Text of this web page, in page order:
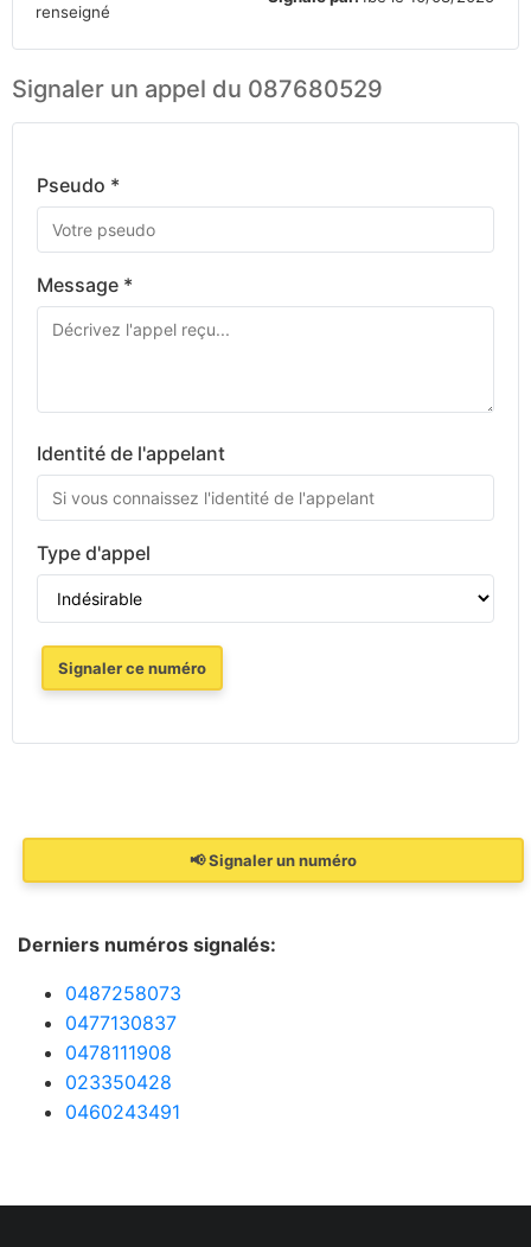
renseigné
Signaler un appel du 087680529
Pseudo *
Message *
Identité de l'appelant
Type d'appel
Signaler ce numéro
📢 Signaler un numéro
Derniers numéros signalés:
0487258073
0477130837
0478111908
023350428
0460243491